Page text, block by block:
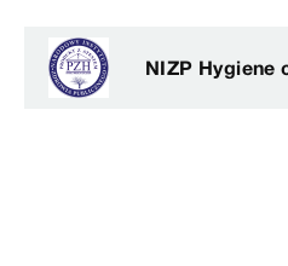
NIZP Hygiene